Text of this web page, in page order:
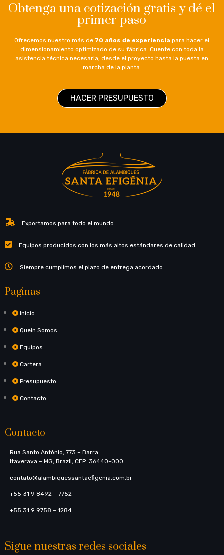
Obtenga una cotización gratis y dé el
primer paso
Ofrecemos nuestro más de 70 años de experiencia para hacer el
dimensionamiento optimizado de su fábrica. Cuente con toda la
asistencia técnica necesaria, desde el proyecto hasta la puesta en
marcha de la planta.
HACER PRESUPUESTO
Exportamos para todo el mundo.
Equipos producidos con los más altos estándares de calidad.
Siempre cumplimos el plazo de entrega acordado.
Paginas
Inicio
Quein Somos
Equipos
Cartera
Presupuesto
Contacto
Contacto
Rua Santo Antônio, 773​ – Barra
Itaverava – MG, Brazil, CEP: 36440-000
contato@alambiquessantaefigenia.com.br
+55 31 9 8492 – 7752
+55 31 9 9758 – 1284
Sigue nuestras redes sociales